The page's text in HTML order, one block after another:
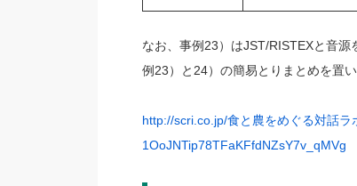
なお、事例23）はJST/RISTEXと音
例23）と24）の簡易とりまとめを置い
http://scri.co.jp/食と農をめぐる対話
1OoJNTip78TFaKFfdNZsY7v_qMVg